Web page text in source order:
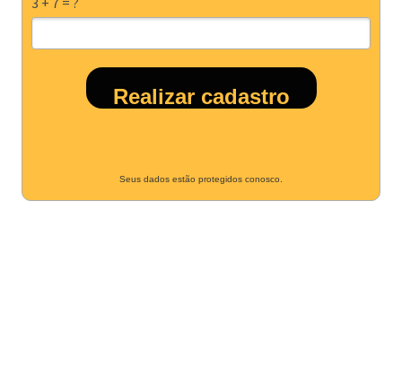
Realizar cadastro
Seus dados estão protegidos conosco.